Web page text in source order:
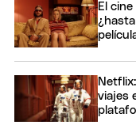
El
viajes